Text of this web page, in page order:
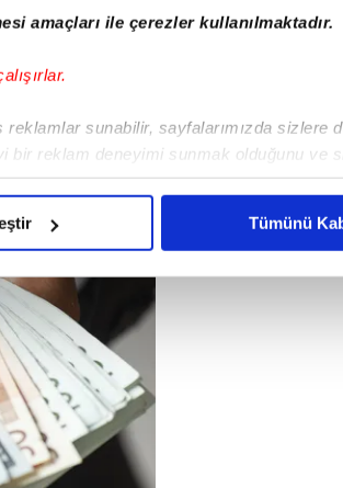
amaçları ile çerezler kullanılmaktadır.
sunabilir, sayfalarımızda sizlere
bir reklam deneyimi sunmak olduğunu ve
ve bu noktada, reklamların
ve üçüncü kişilere ait çerezler
olan çerezler bilgi toplumu hizmetlerinin
kılınması ve kişiselleştirilmesi ve sizlere
açık rızanız dahilinde kullanılacaktır.
belirleyebilirsiniz. Çerezlere ilişkin detaylı
Tümünü